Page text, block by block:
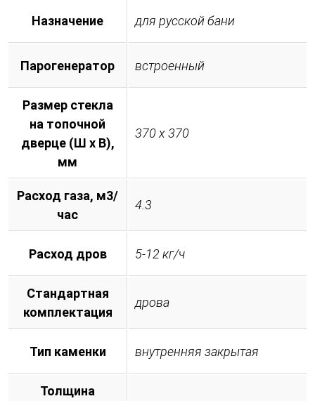
Назначение для русской бани
Парогенератор встроенный
Размер стекла
на топочной
дверце (Ш х В),
мм
370 х 370
Расход газа, м3/
час
4.3
Расход дров 5-12 кг/ч
Стандартная
комплектация
дрова
Тип каменки внутренняя закрытая
Толщина